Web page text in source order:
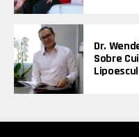
Dr.
Sobre